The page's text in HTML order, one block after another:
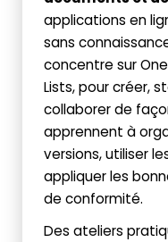
applications en
sans
concentre sur
Lists, pour créer,
collaborer de
apprennent à
versions, utiliser
appliquer les
de conformité.
Des ateliers